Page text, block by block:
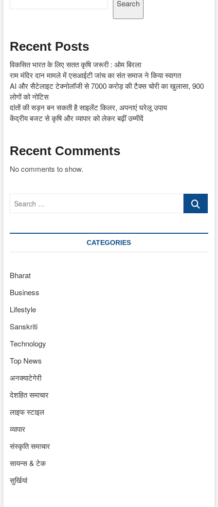
Search
Recent Posts
विकसित भारत के लिए सतत कृषि जरूरी : ओम बिरला
राम मंदिर दान मामले में एसआईटी जांच का संत समाज ने किया स्वागत
AI और सैटेलाइट टेक्नोलॉजी से 7000 करोड़ की टैक्स चोरी का खुलासा, 900
लोगों को नोटिस
दांतों की सड़न बन सकती है साइलेंट किलर, अपनाएं घरेलू उपाय
केंद्रीय बजट से कृषि और व्यापार को लेकर बढ़ीं उम्मीदें
Recent Comments
No comments to show.
Search
CATEGORIES
Bharat
Business
Lifestyle
Sanskriti
Technology
Top News
अनक्याटेगेरी
देशहित समाचार
लाइफ स्टाइल
व्यापार
संस्कृति समाचार
सायन्स & टेक
सुर्खियां